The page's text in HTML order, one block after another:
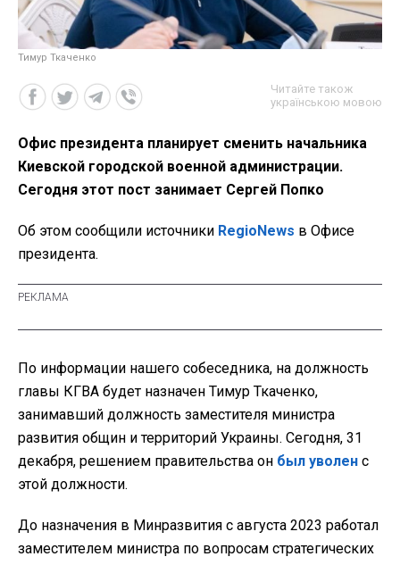
Тимур Ткаченко
Читайте також
українською мовою
Офис президента планирует сменить начальника
Киевской городской военной администрации.
Сегодня этот пост занимает Сергей Попко
Об этом сообщили источники RegioNews в Офисе
президента.
По информации нашего собеседника, на должность
главы КГВА будет назначен Тимур Ткаченко,
занимавший должность заместителя министра
развития общин и территорий Украины. Сегодня, 31
декабря, решением правительства он был уволен с
этой должности.
До назначения в Минразвития с августа 2023 работал
заместителем министра по вопросам стратегических